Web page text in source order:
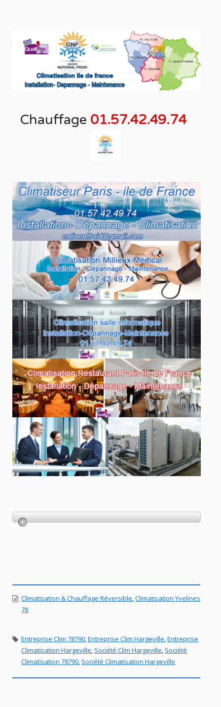
Chauffage 01.57.42.49.74
Climatisation & Chauffage Réversible,Climatisation Yvelines
78
Entreprise Clim 78790,Entreprise Clim Hargeville,Entreprise
Climatisation Hargeville, Société Clim Hargeville, Société
Climatisation 78790, Société Climatisation Hargeville